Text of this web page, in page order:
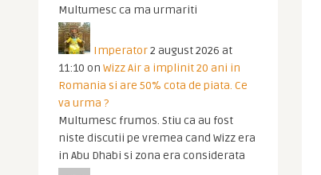
Multumesc ca ma urmariti
Imperator2 august 2026 at
11:10 on Wizz Air a implinit 20 ani in
Romania si are 50% cota de piata. Ce
va urma ?
Multumesc frumos. Stiu ca au fost
niste discutii pe vremea cand Wizz era
in Abu Dhabi si zona era considerata